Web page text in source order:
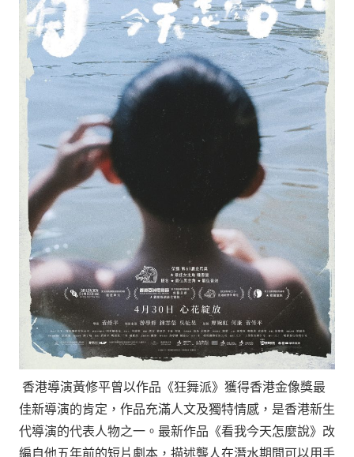
香港導演黃修平曾以作品《狂舞派》獲得香港金像獎最
佳新導演的肯定，作品充滿人文及獨特情感，是香港新生
代導演的代表人物之一。最新作品《看我今天怎麼說》改
編自他五年前的短片劇本，描述聾人在潛水期間可以用手